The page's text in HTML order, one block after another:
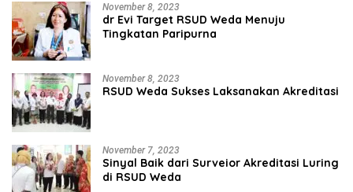
November 8, 2023
dr Evi Target RSUD Weda Menuju
Tingkatan Paripurna
November 8, 2023
RSUD Weda Sukses Laksanakan Akreditasi
November 7, 2023
Sinyal Baik dari Surveior Akreditasi Luring
di RSUD Weda